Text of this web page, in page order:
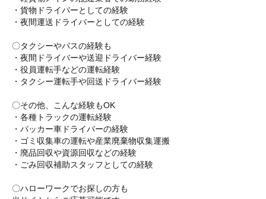
・貨物ドライバーとしての経験
・夜間運送ドライバーとしての経験
〇タクシーやバスの経験も
・夜間ドライバーや送迎ドライバー経験
・役員運転手などの運転経験
・タクシー運転手や回送ドライバー経験
〇その他、こんな経験もOK
・各種トラックの運転経験
・パッカー車ドライバーの経験
・ゴミ収集車の運転や産業廃棄物収集運搬
・廃品回収や資源回収などの経験
・ごみ回収補助スタッフとしての経験
〇ハローワークでお探しの方も